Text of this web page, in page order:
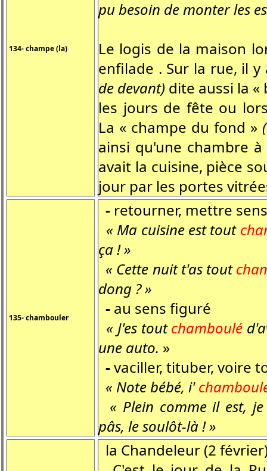
134- champe (la)
pu besoin de monter les
Le logis de la maison
enfilade . Sur la rue, il
de devant) dite aussi la «
les jours de fête ou
La « champe du fond »
ainsi qu'une chambre
avait la cuisine, pièce
jour par les portes
135- chambouler
- retourner, mettre
« Ma cuisine est tout
ça ! »
« Cette nuit t'as tout
dong ? »
- au sens figuré
« J'es toutchamboulé
une auto. »
- vaciller, tituber, voire
« Note bébé, i'
« Plein comme il est,
pâs, le soulôt-là ! »
la Chandeleur (2